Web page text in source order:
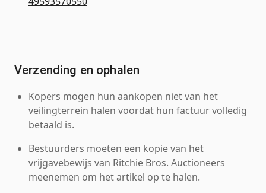
Verzending en ophalen
Kopers mogen hun aankopen niet van het
veilingterrein halen voordat hun factuur volledig
betaald is.
Bestuurders moeten een kopie van het
vrijgavebewijs van Ritchie Bros. Auctioneers
meenemen om het artikel op te halen.